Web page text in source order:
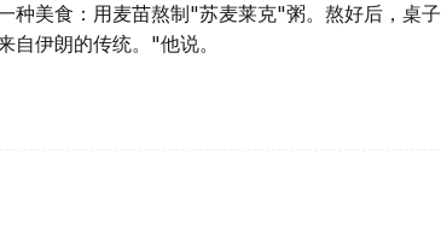
种美食：用麦苗熬制"苏麦莱克"粥。熬好后，桌子
伊朗的传统。"他说。